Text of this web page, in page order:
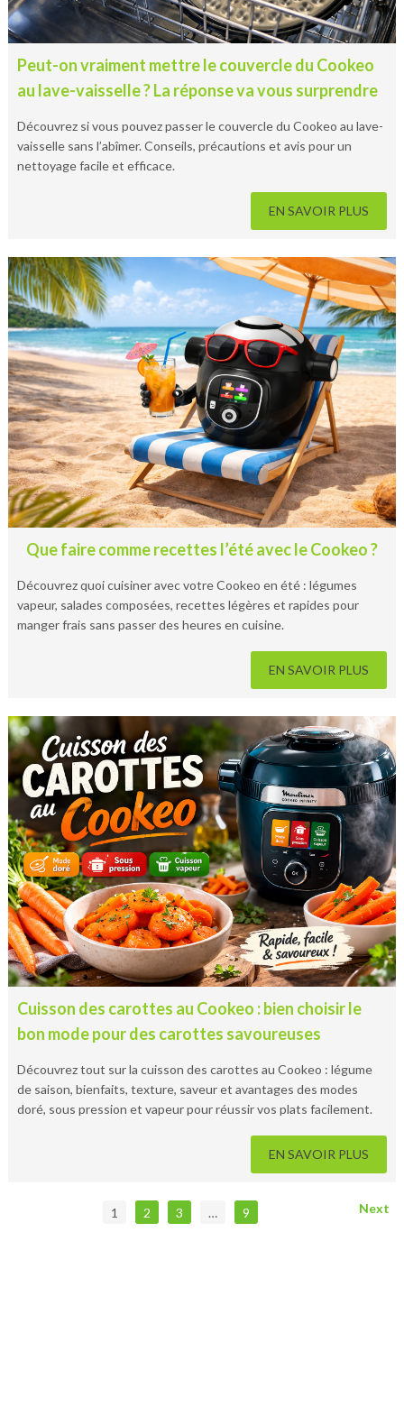
Peut-on vraiment mettre le couvercle du Cookeo
au lave-vaisselle ? La réponse va vous surprendre
Découvrez si vous pouvez passer le couvercle du Cookeo au lave-
vaisselle sans l’abîmer. Conseils, précautions et avis pour un
nettoyage facile et efficace.
EN SAVOIR PLUS
Que faire comme recettes l’été avec le Cookeo ?
Découvrez quoi cuisiner avec votre Cookeo en été : légumes
vapeur, salades composées, recettes légères et rapides pour
manger frais sans passer des heures en cuisine.
EN SAVOIR PLUS
Cuisson des carottes au Cookeo : bien choisir le
bon mode pour des carottes savoureuses
Découvrez tout sur la cuisson des carottes au Cookeo : légume
de saison, bienfaits, texture, saveur et avantages des modes
doré, sous pression et vapeur pour réussir vos plats facilement.
EN SAVOIR PLUS
1 2 3 … 9 Next